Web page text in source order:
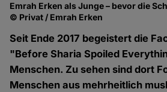
Emrah Erken als Junge – bevor die
© Privat / Emrah Erken
Seit Ende 2017 begeistert die
"Before Sharia Spoiled
Menschen. Zu sehen sind dort
Menschen aus mehrheitlich